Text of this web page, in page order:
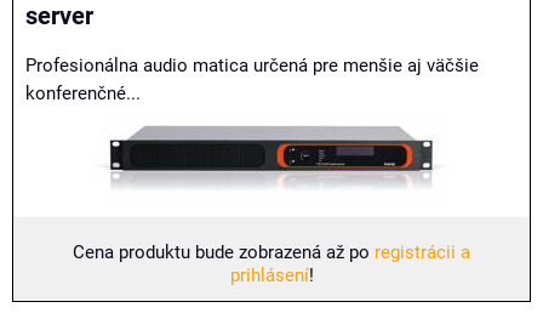
server
Profesionálna audio matica určená pre menšie aj väčšie
konferenčné...
Cena produktu bude zobrazená až po registrácii a
prihlásení!